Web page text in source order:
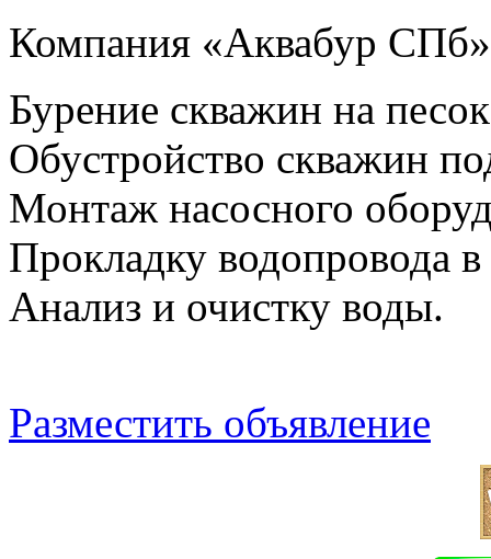
Компания «Аквабур
Бурение скважин на
Обустройство скважин
Монтаж насосного
Прокладку водопровода
Анализ и очистку воды.
Разместить объявление